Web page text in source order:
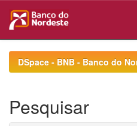
navigationDSpace - BNB - Banco do
Pesquisar